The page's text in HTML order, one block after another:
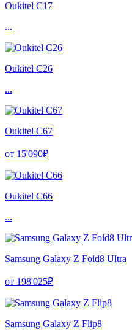
Oukitel C17
...
Oukitel C26
...
Oukitel C67
от 15'090₽
Oukitel C66
...
Samsung Galaxy Z Fold8 Ultra
от 198'025₽
Samsung Galaxy Z Flip8